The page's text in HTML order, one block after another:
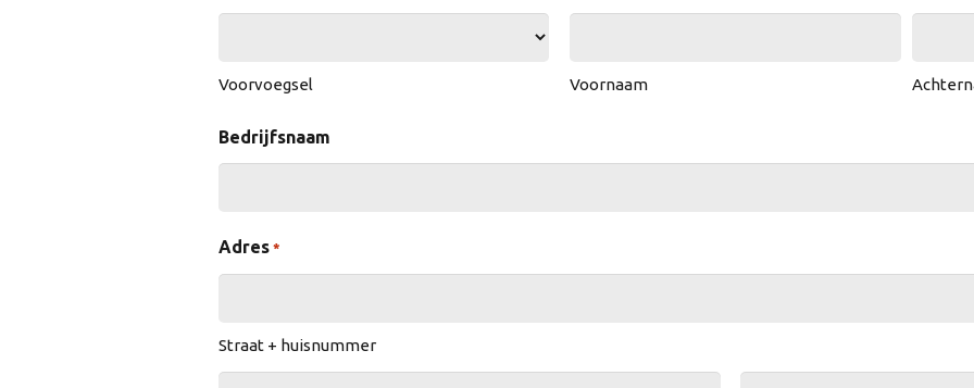
Voorvoegsel Voornaam
Bedrijfsnaam
Adres *
Straat + huisnummer